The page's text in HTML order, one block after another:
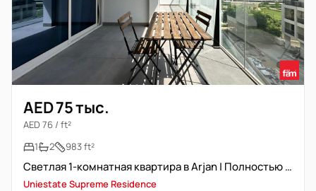
AED 75 тыс.
AED 76 / ft²
1
2 983 ft²
Светлая 1-комнатная квартира в Arjan | Полностью меблирована | Готово к заселению
Uniestate Supreme Residence